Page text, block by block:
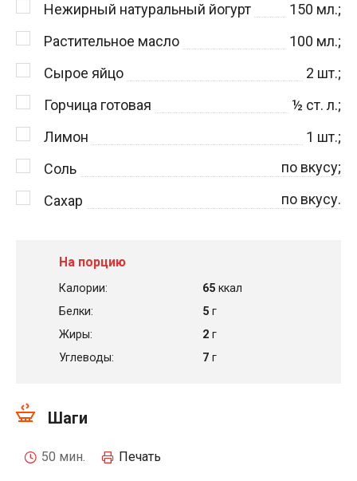
Нежирный натуральный йогурт 150 мл.;
Растительное масло
100 мл.;
Сырое яйцо
2 шт.;
Горчица готовая
½ ст. л.;
Лимон
1 шт.;
Соль
по вкусу;
Сахар
по вкусу.
На порцию
Калории: 65 ккал
Белки:
5 г
Жиры:
2 г
Углеводы:
7 г
Шаги
50 мин. Печать